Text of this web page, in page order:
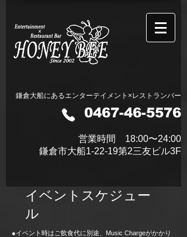
鎌倉大船にあるエンターテイメント×レストランバー
0467-46-5576
営業時間 18:00〜24:00​
鎌倉市大船1-22-19第2三友ビル3F
​イベントスケジュー
ル
●イベント時はご飲食代に別途、Music Chargeがかかり